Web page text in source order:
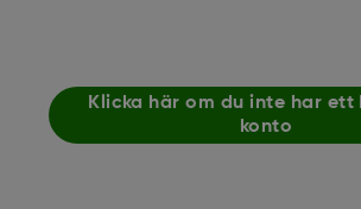
Klicka här om du inte har ett
konto